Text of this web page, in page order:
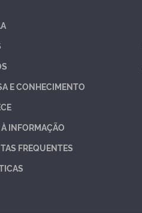
E CONHECIMENTO
INFORMAÇÃO
FREQUENTES